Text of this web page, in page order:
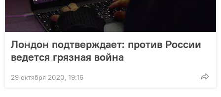
Лондон подтверждает: против России
ведется грязная война
29 октября 2020, 19:16